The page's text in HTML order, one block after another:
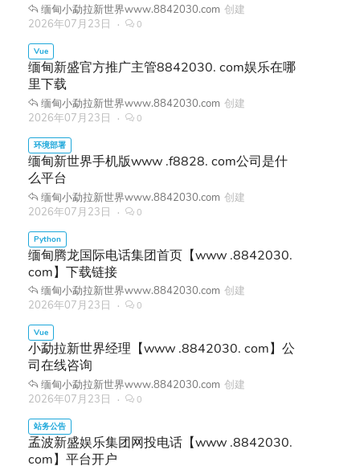
缅甸小勐拉新世界www.8842030.com 创建
2026年07月23日
0
缅甸新盛官方推广主管8842030. com娱乐在哪
里下载
缅甸小勐拉新世界www.8842030.com 创建
2026年07月23日
0
缅甸新世界手机版www .f8828. com公司是什
么平台
缅甸小勐拉新世界www.8842030.com 创建
2026年07月23日
0
缅甸腾龙国际电话集团首页【www .8842030.
com】下载链接
缅甸小勐拉新世界www.8842030.com 创建
2026年07月23日
0
小勐拉新世界经理【www .8842030. com】公
司在线咨询
缅甸小勐拉新世界www.8842030.com 创建
2026年07月23日
0
孟波新盛娱乐集团网投电话【www .8842030.
com】平台开户